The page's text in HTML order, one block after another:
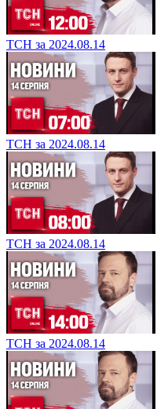
ТСН за 2024.08.14
ТСН за 2024.08.14
ТСН за 2024.08.14
ТСН за 2024.08.14